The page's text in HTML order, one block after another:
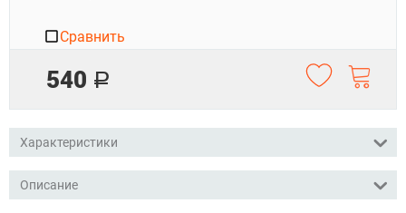
540 Р
Сравнить
Характеристики
Описание